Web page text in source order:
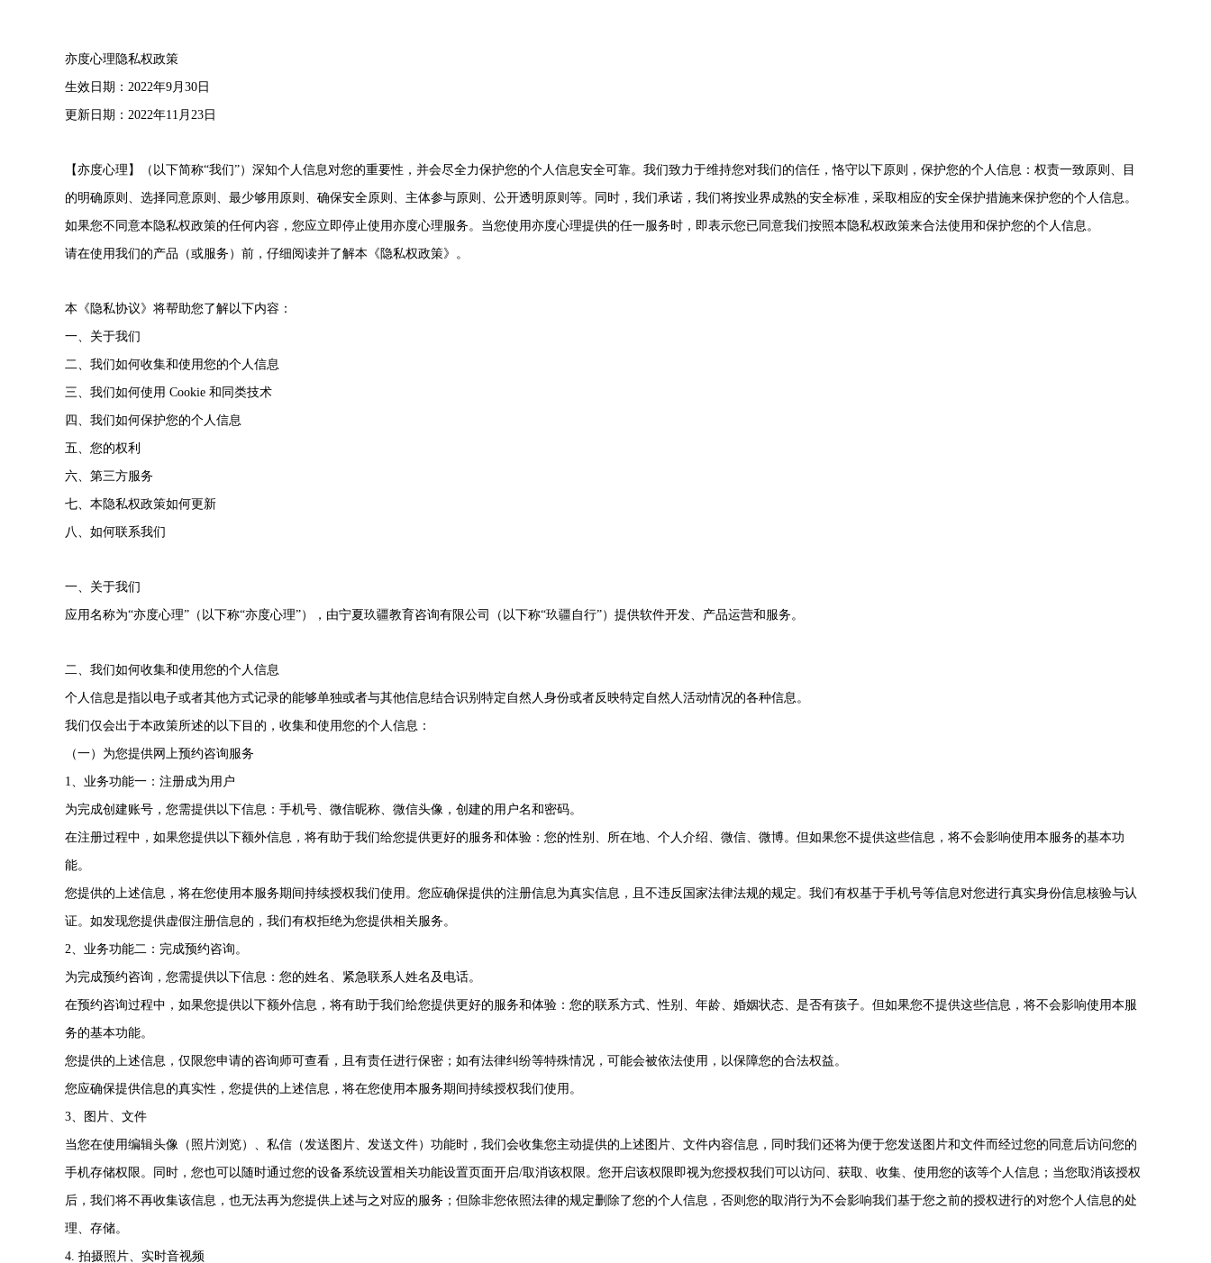
亦度心理隐私权政策
生效日期：2022年9月30日
更新日期：2022年11月23日
【亦度心理】（以下简称“我们”）深知个人信息对您的重要性，并会尽全力保护您的个人信息安全可靠。我们致力于维持您对我们的信任，恪守以下原则，保护您的个人信息：权责一致原则、目
的明确原则、选择同意原则、最少够用原则、确保安全原则、主体参与原则、公开透明原则等。同时，我们承诺，我们将按业界成熟的安全标准，采取相应的安全保护措施来保护您的个人信息。
如果您不同意本隐私权政策的任何内容，您应立即停止使用亦度心理服务。当您使用亦度心理提供的任一服务时，即表示您已同意我们按照本隐私权政策来合法使用和保护您的个人信息。
请在使用我们的产品（或服务）前，仔细阅读并了解本《隐私权政策》。
本《隐私协议》将帮助您了解以下内容：
一、关于我们
二、我们如何收集和使用您的个人信息
三、我们如何使用 Cookie 和同类技术
四、我们如何保护您的个人信息
五、您的权利
六、第三方服务
七、本隐私权政策如何更新
八、如何联系我们
一、关于我们
应用名称为“亦度心理”（以下称“亦度心理”），由宁夏玖疆教育咨询有限公司（以下称“玖疆自行”）提供软件开发、产品运营和服务。
二、我们如何收集和使用您的个人信息
个人信息是指以电子或者其他方式记录的能够单独或者与其他信息结合识别特定自然人身份或者反映特定自然人活动情况的各种信息。
我们仅会出于本政策所述的以下目的，收集和使用您的个人信息：
（一）为您提供网上预约咨询服务
1、业务功能一：注册成为用户
为完成创建账号，您需提供以下信息：手机号、微信昵称、微信头像，创建的用户名和密码。
在注册过程中，如果您提供以下额外信息，将有助于我们给您提供更好的服务和体验：您的性别、所在地、个人介绍、微信、微博。但如果您不提供这些信息，将不会影响使用本服务的基本功
能。
您提供的上述信息，将在您使用本服务期间持续授权我们使用。您应确保提供的注册信息为真实信息，且不违反国家法律法规的规定。我们有权基于手机号等信息对您进行真实身份信息核验与认
证。如发现您提供虚假注册信息的，我们有权拒绝为您提供相关服务。
2、业务功能二：完成预约咨询。
为完成预约咨询，您需提供以下信息：您的姓名、紧急联系人姓名及电话。
在预约咨询过程中，如果您提供以下额外信息，将有助于我们给您提供更好的服务和体验：您的联系方式、性别、年龄、婚姻状态、是否有孩子。但如果您不提供这些信息，将不会影响使用本服
务的基本功能。
您提供的上述信息，仅限您申请的咨询师可查看，且有责任进行保密；如有法律纠纷等特殊情况，可能会被依法使用，以保障您的合法权益。
您应确保提供信息的真实性，您提供的上述信息，将在您使用本服务期间持续授权我们使用。
3、图片、文件
当您在使用编辑头像（照片浏览）、私信（发送图片、发送文件）功能时，我们会收集您主动提供的上述图片、文件内容信息，同时我们还将为便于您发送图片和文件而经过您的同意后访问您的
手机存储权限。同时，您也可以随时通过您的设备系统设置相关功能设置页面开启/取消该权限。您开启该权限即视为您授权我们可以访问、获取、收集、使用您的该等个人信息；当您取消该授权
后，我们将不再收集该信息，也无法再为您提供上述与之对应的服务；但除非您依照法律的规定删除了您的个人信息，否则您的取消行为不会影响我们基于您之前的授权进行的对您个人信息的处
理、存储。
4. 拍摄照片、实时音视频